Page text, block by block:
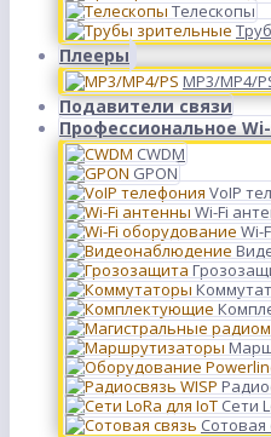
Телескопы
Плееры
MP3/MP4/
Подавители связи
Профессиональное
CWDM
GPON
VoIP
Wi-Fi
Wi-
Сети
Сотовая